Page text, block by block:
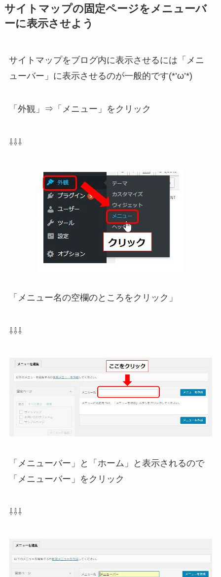
サイトマップの固定ページをメニューバ
ーに表示させよう
サイトマップをブログ内に表示させるには「メニ
ューバー」に表示させるのが一般的です(*’ω’*)
「外観」⇒「メニュー」をクリック
⇩⇩⇩
「メニュー名の空欄のところをクリック」
⇩⇩⇩
「メニューバー」と「ホーム」と表示されるので
「メニューバー」をクリック
⇩⇩⇩